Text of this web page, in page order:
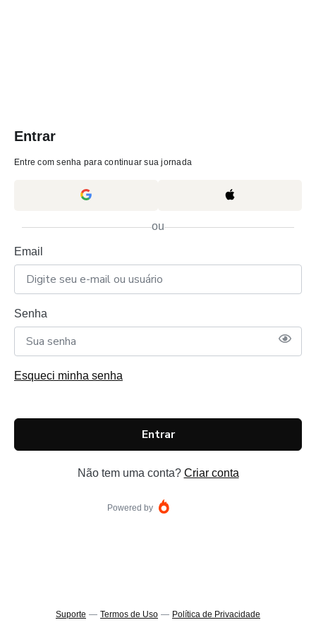
Entrar
Entre com senha para continuar sua jornada
ou
Email
Senha
Esqueci minha senha
Entrar
Não tem uma conta? Criar conta
Powered by
Suporte — Termos de Uso — Política de Privacidade